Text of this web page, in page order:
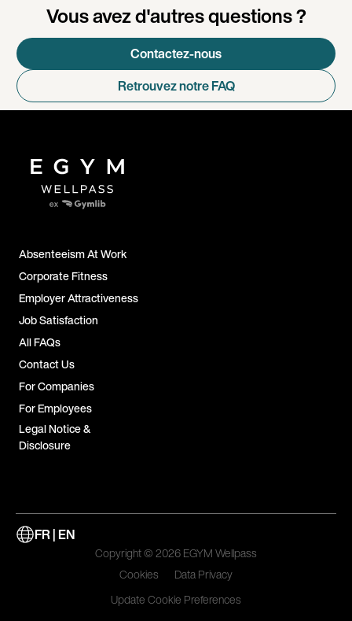
Vous avez d'autres questions ?
Contactez-nous
Retrouvez notre FAQ
Absenteeism At Work
Corporate Fitness
Employer Attractiveness
Job Satisfaction
All FAQs
Contact Us
For Companies
For Employees
Legal Notice &
Disclosure
FR | EN
Copyright © 2026 EGYM Wellpass
Cookies
Data Privacy
Update Cookie Preferences